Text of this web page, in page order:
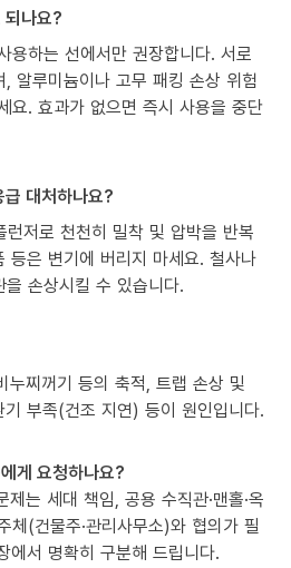
나요?
용하는 선에서만 권장합니다. 서로
알루미늄이나 고무 패킹 손상 위험
요. 효과가 없으면 즉시 사용을 중단
대처하나요?
저로 천천히 밀착 및 압박을 반복
등은 변기에 버리지 마세요. 철사나
손상시킬 수 있습니다.
누찌꺼기 등의 축적, 트랩 손상 및
부족(건조 지연) 등이 원인입니다.
게 요청하나요?
는 세대 책임, 공용 수직관·맨홀·옥
체(건물주·관리사무소)와 협의가 필
에서 명확히 구분해 드립니다.